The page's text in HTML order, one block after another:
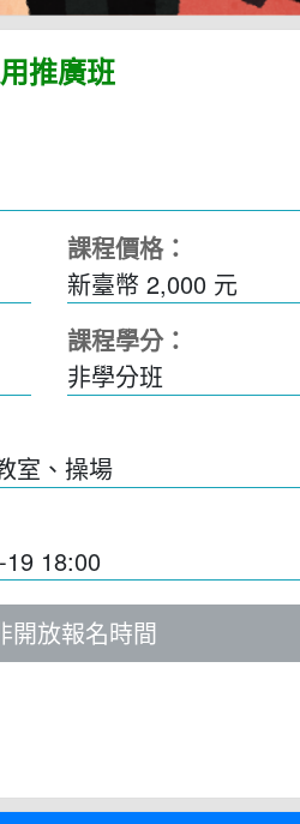
推廣班
課程價格：
新臺幣 2,000 元
課程學分：
非學分班
室、操場
18:00
開放報名時間